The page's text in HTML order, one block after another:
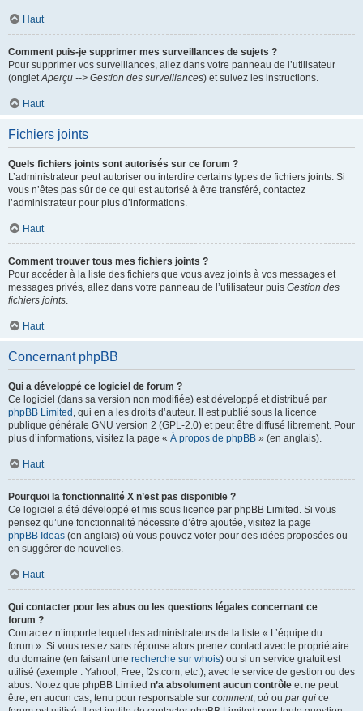
Haut
Comment puis-je supprimer mes surveillances de sujets ?
Pour supprimer vos surveillances, allez dans votre panneau de l’utilisateur
(ongletAperçu --> Gestion des surveillances) et suivez les instructions.
Haut
Fichiers joints
Quels fichiers joints sont autorisés sur ce forum ?
L’administrateur peut autoriser ou interdire certains types de fichiers joints. Si
vous n’êtes pas sûr de ce qui est autorisé à être transféré, contactez
l’administrateur pour plus d’informations.
Haut
Comment trouver tous mes fichiers joints ?
Pour accéder à la liste des fichiers que vous avez joints à vos messages et
messages privés, allez dans votre panneau de l’utilisateur puis Gestion des
fichiers joints.
Haut
Concernant phpBB
Qui a développé ce logiciel de forum ?
Ce logiciel (dans sa version non modifiée) est développé et distribué par
phpBB Limited , qui en a les droits d’auteur. Il est publié sous la licence
publique générale GNU version 2 (GPL-2.0) et peut être diffusé librement. Pour
plus d’informations, visitez la page « À propos de phpBB » (en anglais).
Haut
Pourquoi la fonctionnalité X n’est pas disponible ?
Ce logiciel a été développé et mis sous licence par phpBB Limited. Si vous
pensez qu’une fonctionnalité nécessite d’être ajoutée, visitez la page
phpBB Ideas (en anglais) où vous pouvez voter pour des idées proposées ou
en suggérer de nouvelles.
Haut
Qui contacter pour les abus ou les questions légales concernant ce
forum ?
Contactez n’importe lequel des administrateurs de la liste « L’équipe du
forum ». Si vous restez sans réponse alors prenez contact avec le propriétaire
du domaine (en faisant une recherche sur whois) ou si un service gratuit est
utilisé (exemple : Yahoo!, Free, f2s.com, etc.), avec le service de gestion ou des
abus. Notez que phpBB Limited n’a absolument aucun contrôle et ne peut
être, en aucun cas, tenu pour responsable sur comment, où ou par qui ce